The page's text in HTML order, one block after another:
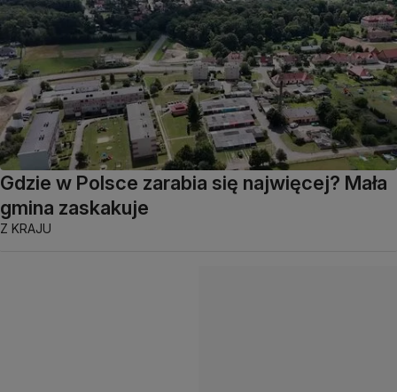
Gdzie w Polsce zarabia się najwięcej? Mała
gmina zaskakuje
Z KRAJU